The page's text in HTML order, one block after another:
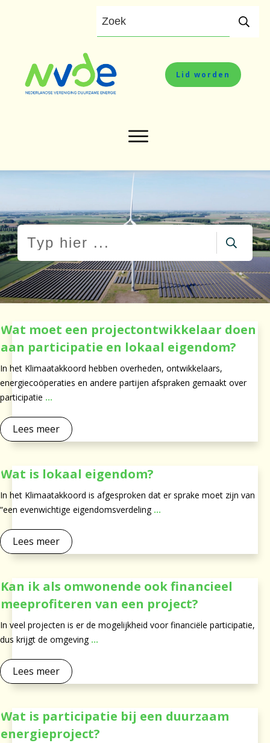
Lid worden
Wat moet een projectontwikkelaar doen
aan participatie en lokaal eigendom?
In het Klimaatakkoord hebben overheden, ontwikkelaars,
energiecoöperaties en andere partijen afspraken gemaakt over
participatie ...
Lees meer
Wat is lokaal eigendom?
In het Klimaatakkoord is afgesproken dat er sprake moet zijn van
“een evenwichtige eigendomsverdeling ...
Lees meer
Kan ik als omwonende ook financieel
meeprofiteren van een project?
In veel projecten is er de mogelijkheid voor financiële participatie,
dus krijgt de omgeving ...
Lees meer
Wat is participatie bij een duurzaam
energieproject?